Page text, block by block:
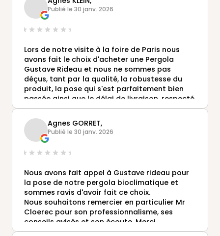
Publié le 30 janv. 2026
Lors de notre visite à la foire de Paris nous
avons fait le choix d'acheter une Pergola
Gustave Rideau et nous ne sommes pas
déçus, tant par la qualité, la robustesse du
produit, la pose qui s'est parfaitement bien
passée ainsi que le délai de livraison, respecté.
Nous remercions Olivier de l'agence de Vannes
qui nous a bien guidé dans notre projet.
Nous recommandons Gustave Rideau,
fabriquant français.
Agnes GORRET,
Publié le 30 janv. 2026
Nous avons fait appel à Gustave rideau pour
la pose de notre pergola bioclimatique et
sommes ravis d'avoir fait ce choix.
Nous souhaitons remercier en particulier Mr
Cloerec pour son professionnalisme, ses
conseils avisés et son écoute. Merci
également aux équipes de montage pour leur